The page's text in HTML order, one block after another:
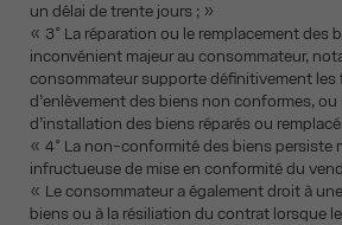
un délai de trente jours ; »
« 3° La réparation ou le remplacement des
inconvénient majeur au consommateur,
consommateur supporte définitivement les
d’enlèvement des biens non conformes, ou
d’installation des biens réparés ou
« 4° La non-conformité des biens persiste
infructueuse de mise en conformité du
« Le consommateur a également droit à
biens ou à la résiliation du contrat lorsque